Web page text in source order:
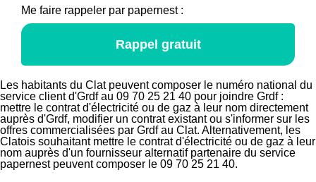
Me faire rappeler par papernest :
Rappel gratuit
Les habitants du Clat peuvent composer le numéro national du
service client d'Grdf au 09 70 25 21 40 pour joindre Grdf :
mettre le contrat d'électricité ou de gaz à leur nom directement
auprès d'Grdf, modifier un contrat existant ou s'informer sur les
offres commercialisées par Grdf au Clat. Alternativement, les
Clatois souhaitant mettre le contrat d'électricité ou de gaz à leur
nom auprès d'un fournisseur alternatif partenaire du service
papernest peuvent composer le 09 70 25 21 40.